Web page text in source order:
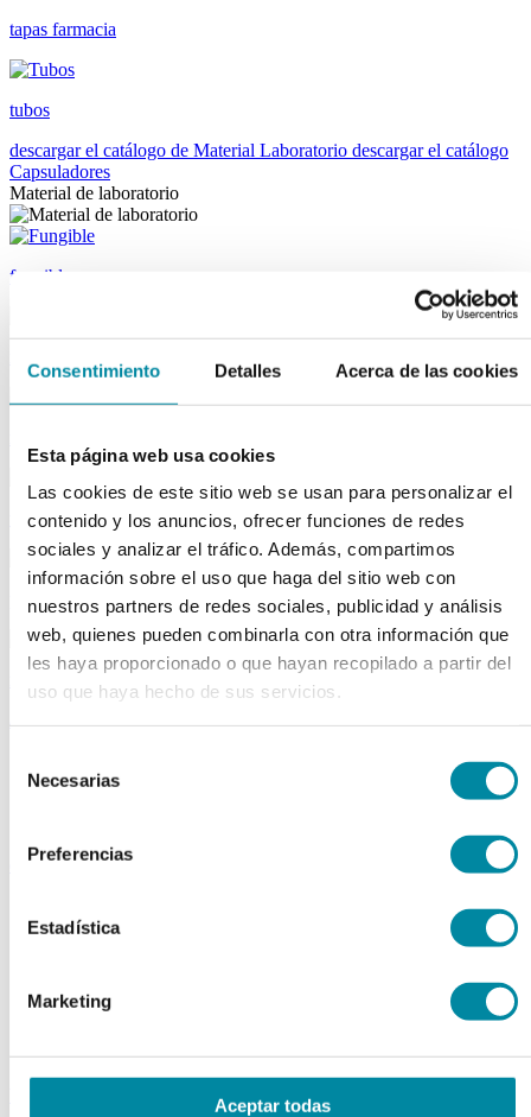
Consentimiento Detalles Acerca de las cookies
Esta página web usa cookies
Las cookies de este sitio web se usan para personalizar el
contenido y los anuncios, ofrecer funciones de redes
sociales y analizar el tráfico. Además, compartimos
información sobre el uso que haga del sitio web con
nuestros partners de redes sociales, publicidad y análisis
web, quienes pueden combinarla con otra información que
les haya proporcionado o que hayan recopilado a partir del
uso que haya hecho de sus servicios.
Necesarias
Preferencias
Estadística
Marketing
Aceptar todas
tapas farmacia
tubos
descargar el catálogo de Material Laboratorio descargar el catálogo
Capsuladores
Material de laboratorio
fungibles
utillaje
publicaciones
Producto Exclusivo Farmacéutico
excipientes
Epesantes y Gelificantes
Reguladores Ph
Siliconas
Filtros solares